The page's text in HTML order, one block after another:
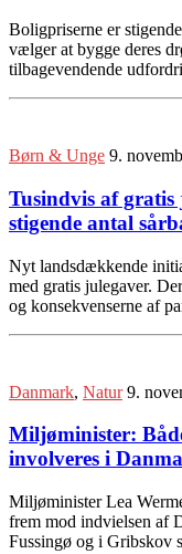
Boligpriserne er
vælger at bygge deres
tilbagevendende
Børn & Unge 9.
Tusindvis af
stigende antal
Nyt landsdækkende
med gratis julegaver.
og konsekvenserne af
Danmark, Natur 9.
Miljøminister:
involveres i
Miljøminister Lea
frem mod indvielsen af
Fussingø og i Gribskov